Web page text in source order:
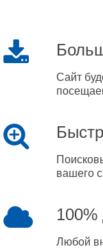
Сайт
вашего
100%
Любой